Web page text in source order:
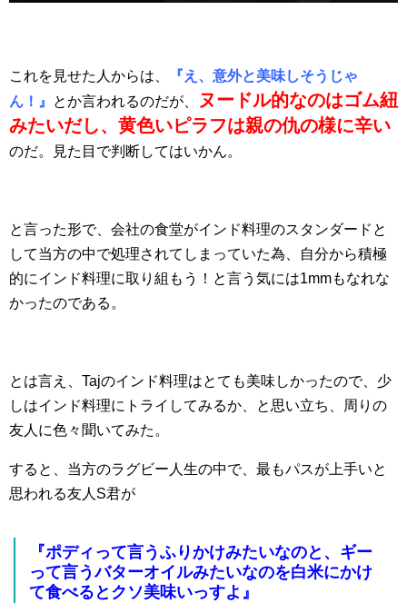
これを見せた人からは、
『え、意外と美味しそうじゃ
ん！』
とか言われるのだが、
ヌードル的なのはゴム紐
みたいだし、黄色いピラフは親の仇の様に辛い
のだ。見た目で判断してはいかん。
と言った形で、会社の食堂がインド料理のスタンダードと
して当方の中で処理されてしまっていた為、自分から積極
的にインド料理に取り組もう！と言う気には1mmもなれな
かったのである。
とは言え、Tajのインド料理はとても美味しかったので、少
しはインド料理にトライしてみるか、と思い立ち、周りの
友人に色々聞いてみた。
すると、当方のラグビー人生の中で、最もパスが上手いと
思われる友人S君が
『ポディって言うふりかけみたいなのと、ギー
って言うバターオイルみたいなのを白米にかけ
て食べるとクソ美味いっすよ』